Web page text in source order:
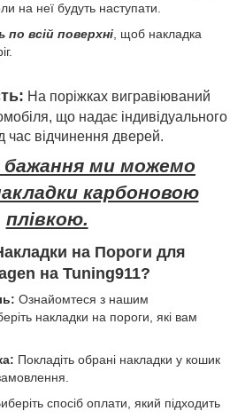
на неї будуть наступати.
всій поверхні , щоб накладка
На поріжках вигравіюваний
що надає індивідуального
час відчинення дверей.
ми можемо
карбоновою
плівкою.
на Пороги для
на Tuning911?
Ознайомтеся з нашим
накладки на пороги, які вам
Покладіть обрані накладки у кошик
спосіб оплати, який підходить